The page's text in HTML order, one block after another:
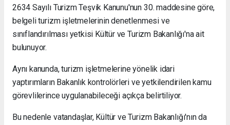
2634 Sayılı Turizm Teşvik Kanunu'nun 30. maddesine göre,
belgeli turizm işletmelerinin denetlenmesi ve
sınıflandırılması yetkisi Kültür ve Turizm Bakanlığı'na ait
bulunuyor.
Aynı kanunda, turizm işletmelerine yönelik idari
yaptırımların Bakanlık kontrolörleri ve yetkilendirilen kamu
görevlilerince uygulanabileceği açıkça belirtiliyor.
Bu nedenle vatandaşlar, Kültür ve Turizm Bakanlığı'nın da